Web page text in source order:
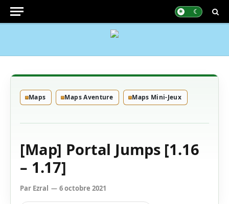
Maps Maps Aventure Maps Mini-Jeux
[Map] Portal Jumps [1.16
– 1.17]
Par Ezral 6 octobre 2021